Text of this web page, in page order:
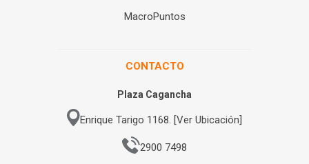
MacroPuntos
CONTACTO
Plaza Cagancha
Enrique Tarigo 1168. [Ver Ubicación]
2900 7498